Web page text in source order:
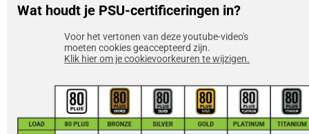
Wat houdt je PSU-certificeringen in?
Voor het vertonen van deze youtube-video's
moeten cookies geaccepteerd zijn.
Klik hier om je cookievoorkeuren te wijzigen.